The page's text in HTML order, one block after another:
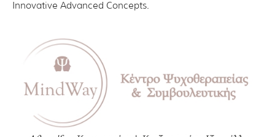
Innovative Advanced Concepts.